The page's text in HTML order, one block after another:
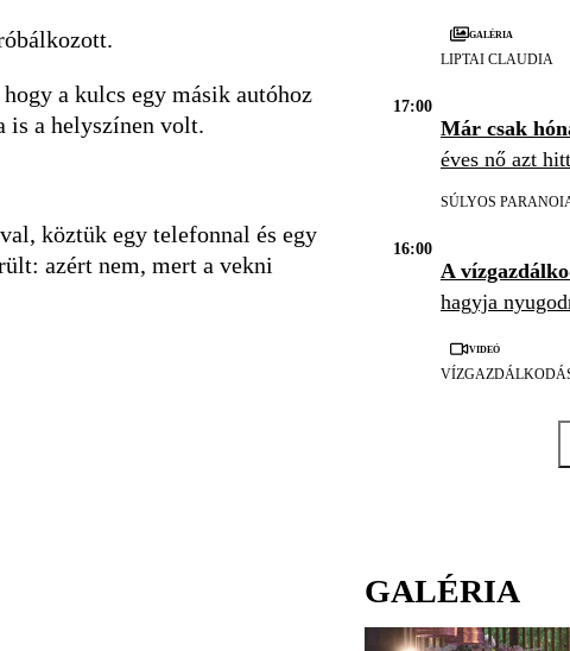
a kulcs egy másik autóhoz
is a helyszínen volt.
köztük egy telefonnal és egy
azért nem, mert a vekni
Galéria
LIPTAI CLAUDIA
17:00
Már csak
éves nő azt
SÚLYOS
16:00
A
hagyja
Videó
GALÉRIA